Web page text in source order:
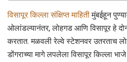
विसापूर किल्ला संक्षिप्त माहितीमुंबईहून
ओलांडल्यानंतर, लोहगड आणि विसापूर हे दोन
करतात. मळवली रेल्वे स्टेशनवर उतरताच
डोंगराच्या मागे लपलेला विसापूर किल्ला भाजे